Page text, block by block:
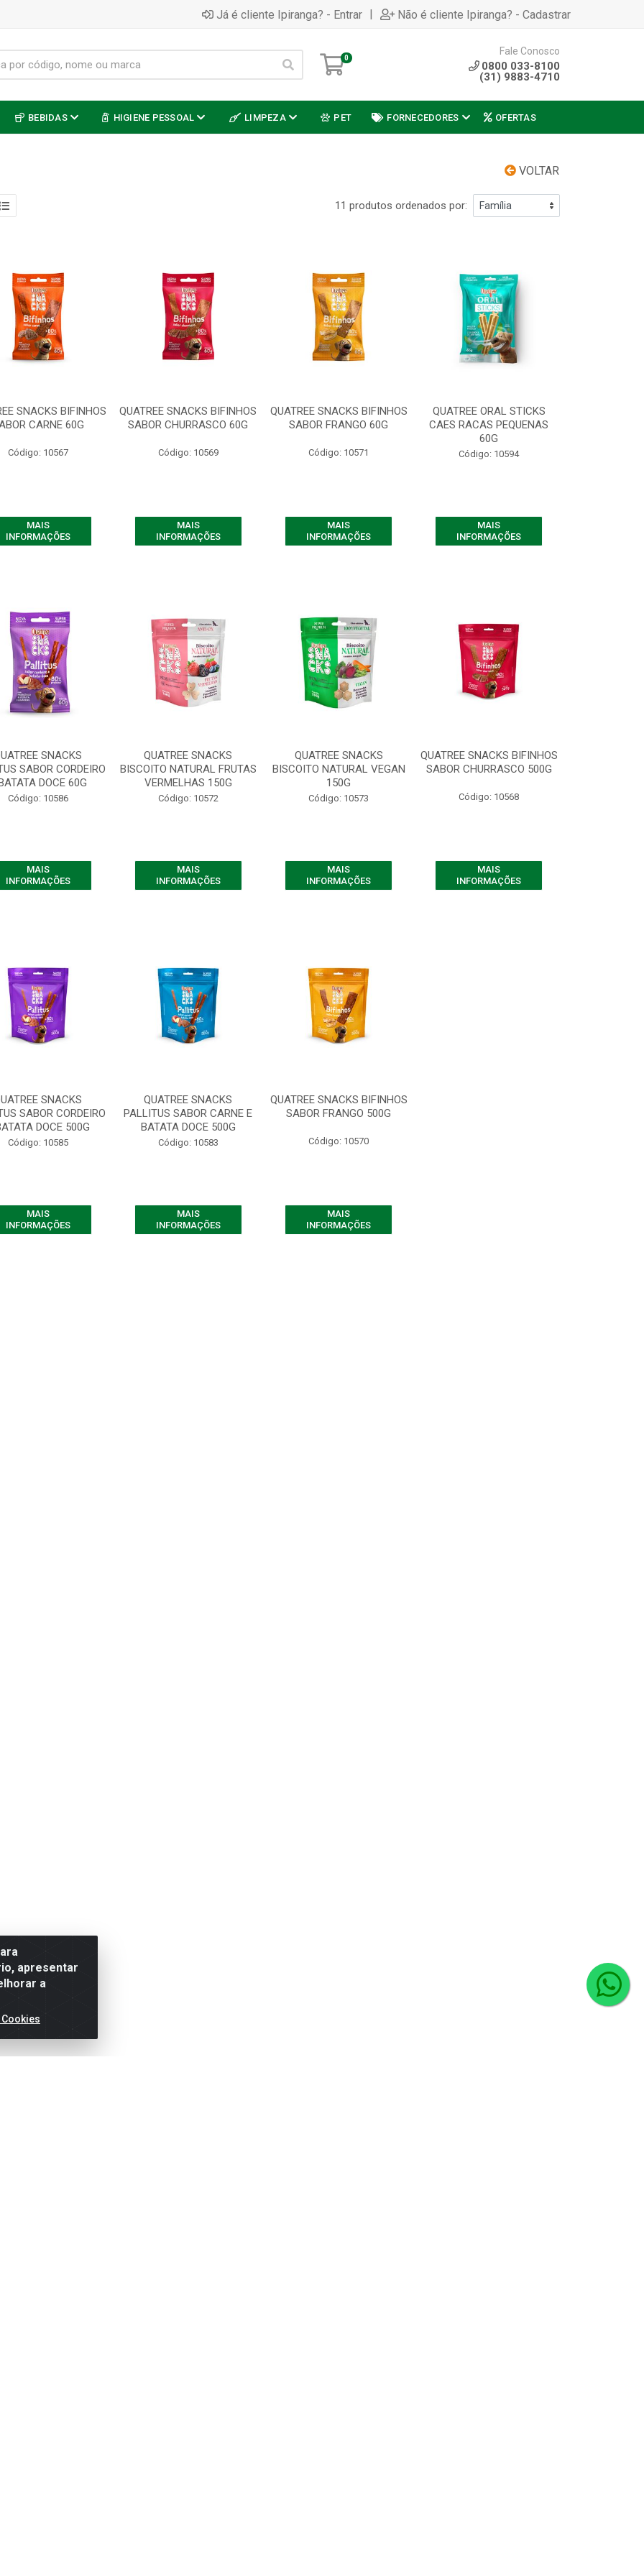
Já é cliente Ipiranga? - Entrar | Não é cliente Ipiranga? - Cadastrar
0
Fale Conosco
0800 033-8100
(31) 9883-4710
BEBIDAS HIGIENE PESSOAL LIMPEZA PET FORNECEDORES OFERTAS
VOLTAR
11 produtos ordenados por:
SNACKS BIFINHOS
CARNE 60G
Código: 10567
MAIS
INFORMAÇÕES
QUATREE SNACKS BIFINHOS
SABOR CHURRASCO 60G
Código: 10569
MAIS
INFORMAÇÕES
QUATREE SNACKS BIFINHOS
SABOR FRANGO 60G
Código: 10571
MAIS
INFORMAÇÕES
QUATREE ORAL STICKS
CAES RACAS PEQUENAS
60G
Código: 10594
MAIS
INFORMAÇÕES
SNACKS
SABOR CORDEIRO
DOCE 60G
Código: 10586
MAIS
INFORMAÇÕES
QUATREE SNACKS
BISCOITO NATURAL FRUTAS
VERMELHAS 150G
Código: 10572
MAIS
INFORMAÇÕES
QUATREE SNACKS
BISCOITO NATURAL VEGAN
150G
Código: 10573
MAIS
INFORMAÇÕES
QUATREE SNACKS BIFINHOS
SABOR CHURRASCO 500G
Código: 10568
MAIS
INFORMAÇÕES
SNACKS
SABOR CORDEIRO
DOCE 500G
Código: 10585
MAIS
INFORMAÇÕES
QUATREE SNACKS
PALLITUS SABOR CARNE E
BATATA DOCE 500G
Código: 10583
MAIS
INFORMAÇÕES
QUATREE SNACKS BIFINHOS
SABOR FRANGO 500G
Código: 10570
MAIS
INFORMAÇÕES
apresentar
a